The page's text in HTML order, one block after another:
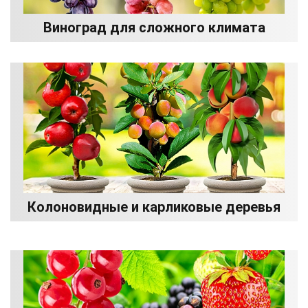
Виноград для сложного климата
Колоновидные и карликовые деревья